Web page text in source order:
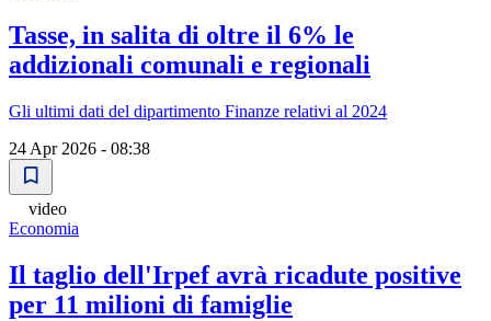
Tasse, in salita di oltre il 6% le
addizionali comunali e regionali
Gli ultimi dati del dipartimento Finanze relativi al 2024
24 Apr 2026 - 08:38
video
Economia
Il taglio dell'Irpef avrà ricadute positive
per 11 milioni di famiglie